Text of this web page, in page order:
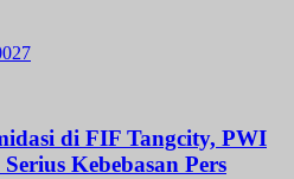
di FIF Tangcity, PWI
Kebebasan Pers